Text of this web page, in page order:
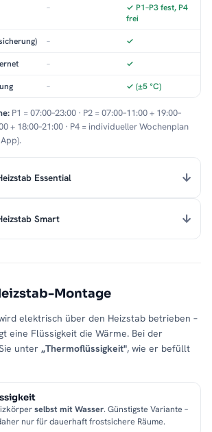
–
✓ P1–P3 fest, P4
frei
– ✓
– ✓
– ✓ (±5 °C)
P1 = 07:00–23:00 · P2 = 07:00–11:00 + 19:00–
+ 18:00–21:00 · P4 = individueller Wochenplan
Essential
Smart
Montage
elektrisch über den Heizstab betrieben –
eine Flüssigkeit die Wärme. Bei der
unter „Thermoflüssigkeit", wie er befüllt
selbst mit Wasser. Günstigste Variante –
nur für dauerhaft frostsichere Räume.